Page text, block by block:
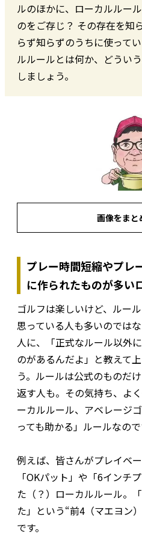
ルのほかに、ローカルルー
のをご存じ？ その存在を知
らず知らずのうちに使って
ルルールとは何か、どうい
しましょう。
画像をまと
プレー時間短縮やプレ
に作られたものが多い
ゴルフは楽しいけど、ルー
思っている人も多いのでは
人に、「正式なルール以外
のがあるんだよ」と教えて
う。ルールは公式のものだ
返す人も。その気持ち、よ
ーカルルール、アベレージ
っても助かる」ルールなので
例えば、皆さんがプレイベ
「OKパット」や「6インチ
た（？）ローカルルール。
た」という“前4（マエヨン
です。